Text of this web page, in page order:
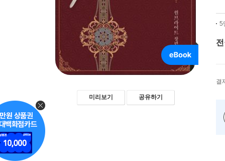
미리보기 공유하기
5
결